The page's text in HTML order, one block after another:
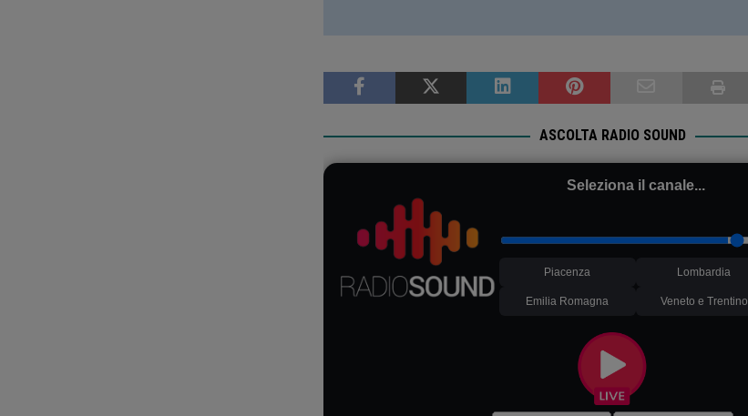
ASCOLTA RADIO SOUND
Seleziona il canale...
Piacenza Lombardia
Emilia Romagna Veneto e Trentino